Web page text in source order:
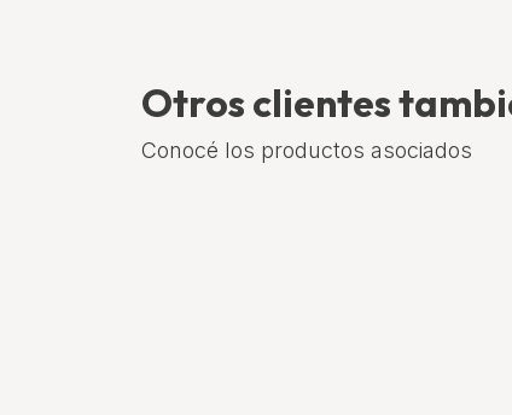
Otros clientes
Conocé los productos asociados